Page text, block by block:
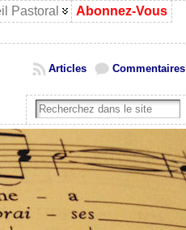
Pastoral
Abonnez-Vous
Commentaires
Articles